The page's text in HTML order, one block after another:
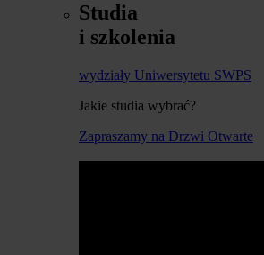
Studia
i szkolenia
wydziały Uniwersytetu SWPS
Jakie studia wybrać?
Zapraszamy na Drzwi Otwarte